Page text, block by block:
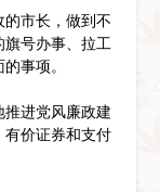
的市长，做到不
号办事、拉工
事项。
推进党风廉政建
价证券和支付